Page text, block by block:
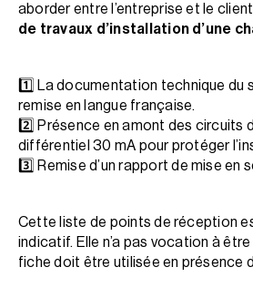
aborder entre l’entreprise et le
de travaux d’installation d’une
1️⃣ La documentation technique du
remise en langue française.
2️⃣ Présence en amont des circuits
différentiel 30 mA pour protéger
3️⃣ Remise d’un rapport de mise en
Cette liste de points de réception
indicatif. Elle n’a pas vocation à
fiche doit être utilisée en présence